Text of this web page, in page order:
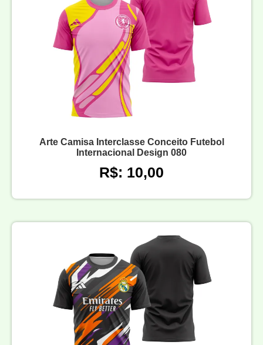
Arte Camisa Interclasse Conceito Futebol
Internacional Design 080
R$: 10,00